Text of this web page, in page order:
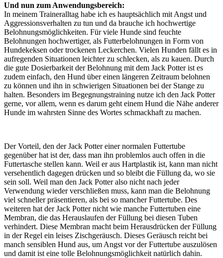
Und nun zum Anwendungsbereich:
In meinem Traineralltag habe ich es hauptsächlich mit Angst und
Aggressionsverhalten zu tun und da brauche ich hochwertige
Belohnungsmöglichkeiten. Für viele Hunde sind feuchte
Belohnungen hochwertiger, als Futterbelohnungen in Form von
Hundekeksen oder trockenen Leckerchen. Vielen Hunden fällt es in
aufregenden Situationen leichter zu schlecken, als zu kauen. Durch
die gute Dosierbarkeit der Belohnung mit dem Jack Potter ist es
zudem einfach, den Hund über einen längeren Zeitraum belohnen
zu können und ihn in schwierigen Situationen bei der Stange zu
halten. Besonders im Begegnungstraining nutze ich den Jack Potter
gerne, vor allem, wenn es darum geht einem Hund die Nähe anderer
Hunde im wahrsten Sinne des Wortes schmackhaft zu machen.
Der Vorteil, den der Jack Potter einer normalen Futtertube
gegenüber hat ist der, dass man ihn problemlos auch offen in die
Futtertasche stellen kann. Weil er aus Hartplastik ist, kann man nicht
versehentlich dagegen drücken und so bleibt die Füllung da, wo sie
sein soll. Weil man den Jack Potter also nicht nach jeder
Verwendung wieder verschließen muss, kann man die Belohnung
viel schneller präsentieren, als bei so mancher Futtertube. Des
weiteren hat der Jack Potter nicht wie manche Futtertuben eine
Membran, die das Herauslaufen der Füllung bei diesen Tuben
verhindert. Diese Membran macht beim Herausdrücken der Füllung
in der Regel ein leises Zischgeräusch. Dieses Geräusch reicht bei
manch sensiblen Hund aus, um Angst vor der Futtertube auszulösen
und damit ist eine tolle Belohnungsmöglichkeit natürlich dahin.